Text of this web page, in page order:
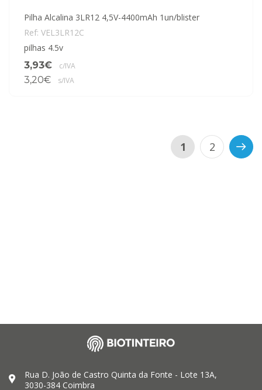
Pilha Alcalina 3LR12 4,5V-4400mAh 1un/blister
Ref: VEL3LR12C
pilhas 4.5v
3,93€
c/IVA
3,20€ s/IVA
1 2 >
Rua D. João de Castro Quinta da Fonte - Lote 13A,
3030-384 Coimbra